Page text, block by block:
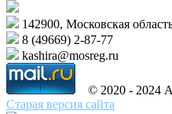
142900, Московская
8 (49669) 2-87-77
kashira@mosreg.ru
© 2020 - 2024
Старая версия сайта